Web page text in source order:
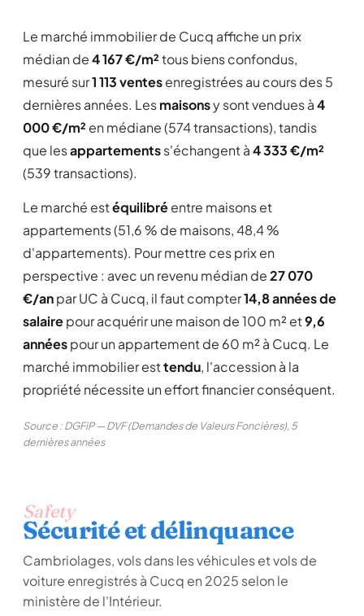
Le marché immobilier de Cucq affiche un prix
médian de4 167 €/m²tous biens confondus,
mesuré sur1 113 ventesenregistrées au cours des 5
dernières années. Lesmaisonsy sont vendues à4
000 €/m² en médiane (574 transactions), tandis
que lesappartementss'échangent à4 333 €/m²
(539 transactions).
Le marché estéquilibréentre maisons et
appartements (51,6 % de maisons, 48,4 %
d'appartements). Pour mettre ces prix en
perspective : avec un revenu médian de27 070
€/anpar UC à Cucq, il faut compter14,8 années de
salairepour acquérir une maison de 100 m² et9,6
annéespour un appartement de 60 m² à Cucq. Le
marché immobilier esttendu, l'accession à la
propriété nécessite un effort financier conséquent.
Source : DGFiP — DVF (Demandes de Valeurs Foncières), 5
dernières années
Safety
Sécurité et délinquance
Cambriolages, vols dans les véhicules et vols de
voiture enregistrés à Cucq en 2025 selon le
ministère de l'Intérieur.